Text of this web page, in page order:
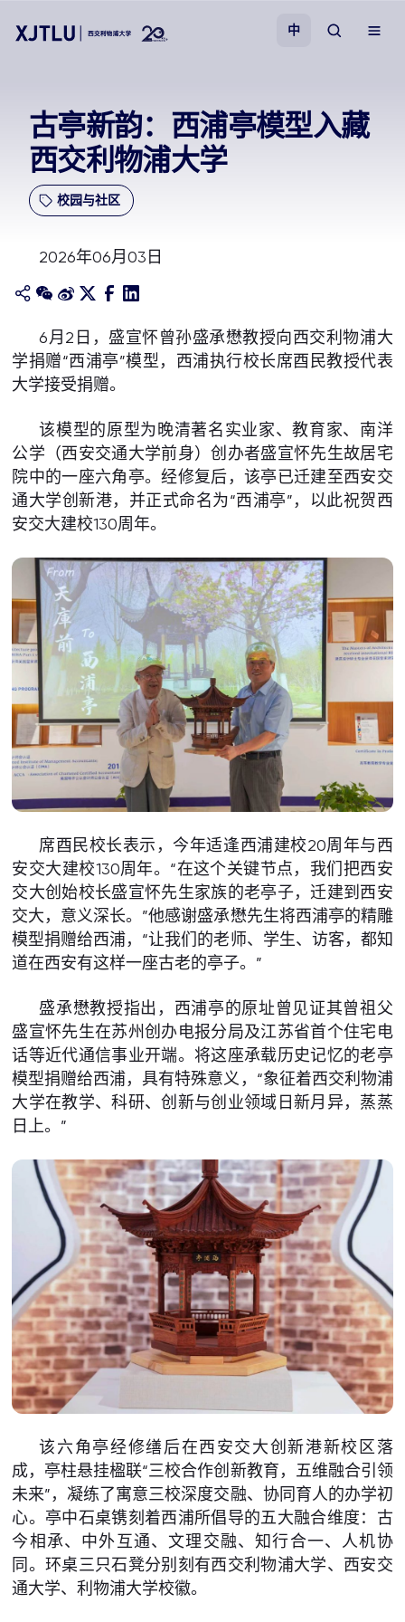
招生
科研
学院
关于我们
中
古亭新韵：西浦亭模型入藏
西交利物浦大学
校园与社区
2026年06月03日
6月2日，盛宣怀曾孙盛承懋教授向西交利物浦大
学捐赠“西浦亭”模型，西浦执行校长席酉民教授代表
大学接受捐赠。
该模型的原型为晚清著名实业家、教育家、南洋
公学（西安交通大学前身）创办者盛宣怀先生故居宅
院中的一座六角亭。经修复后，该亭已迁建至西安交
通大学创新港，并正式命名为“西浦亭”，以此祝贺西
安交大建校130周年。
席酉民校长表示，今年适逢西浦建校20周年与西
安交大建校130周年。“在这个关键节点，我们把西安
交大创始校长盛宣怀先生家族的老亭子，迁建到西安
交大，意义深长。”他感谢盛承懋先生将西浦亭的精雕
模型捐赠给西浦，“让我们的老师、学生、访客，都知
道在西安有这样一座古老的亭子。”
盛承懋教授指出，西浦亭的原址曾见证其曾祖父
盛宣怀先生在苏州创办电报分局及江苏省首个住宅电
话等近代通信事业开端。将这座承载历史记忆的老亭
模型捐赠给西浦，具有特殊意义，“象征着西交利物浦
大学在教学、科研、创新与创业领域日新月异，蒸蒸
日上。”
该六角亭经修缮后在西安交大创新港新校区落
成，亭柱悬挂楹联“三校合作创新教育，五维融合引领
未来”，凝练了寓意三校深度交融、协同育人的办学初
心。亭中石桌镌刻着西浦所倡导的五大融合维度：古
今相承、中外互通、文理交融、知行合一、人机协
同。环桌三只石凳分别刻有西交利物浦大学、西安交
通大学、利物浦大学校徽。